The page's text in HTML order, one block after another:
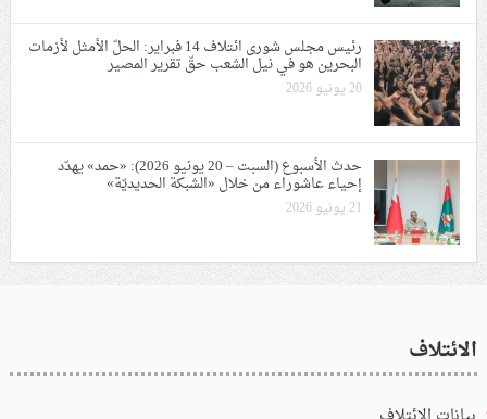
رئيس مجلس شورى ائتلاف 14 فبراير: الحلّ الأمثل لأزمات
البحرين هو في نيل الشعب حقّ تقرير المصير
20 يونيو 2026
حدث الأسبوع (السبت – 20 يونيو 2026): «حمد» يهدّد
إحياء عاشوراء من خلال «الشبكة الحديديّة»
21 يونيو 2026
الائتلاف